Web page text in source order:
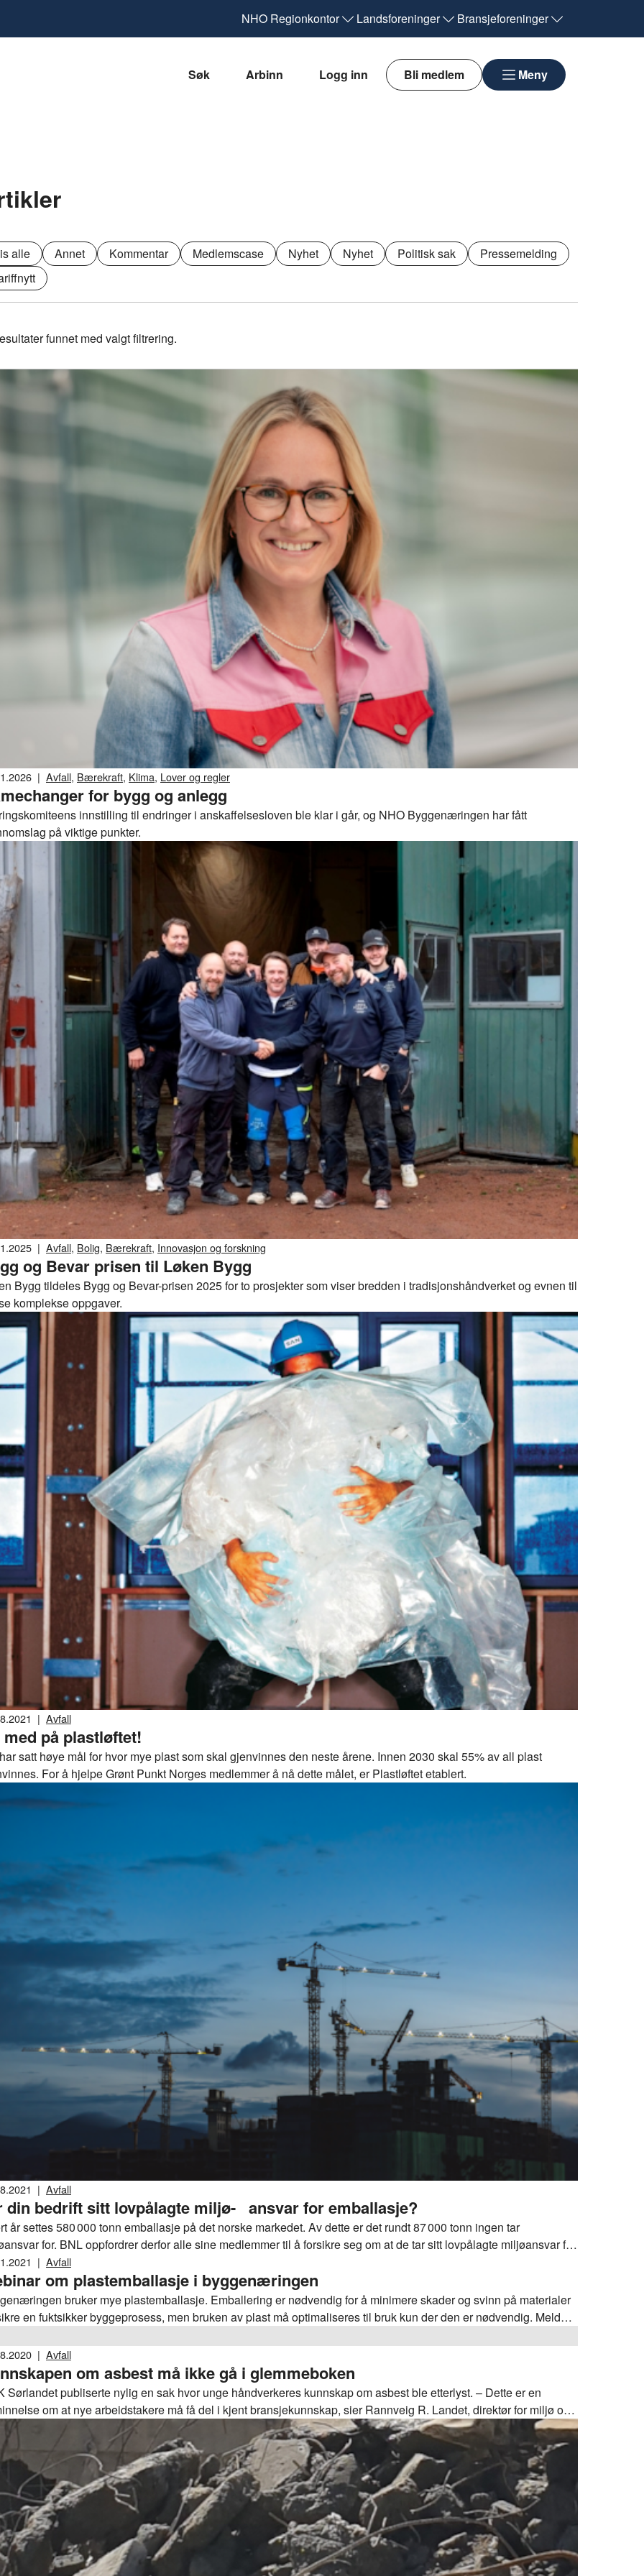
NHO Regionkontor Landsforeninger Bransjeforeninger
Søk Arbinn Logg inn Bli medlem Meny
alle Annet Kommentar Medlemscase Nyhet Nyhet Politisk sak
Pressemelding
funnet med valgt filtrering.
| Avfall, Bærekraft, Klima, Lover og regler
for bygg og anlegg
innstilling til endringer i anskaffelsesloven ble klar i går, og NHO Byggenæringen har fått
på viktige punkter.
| Avfall, Bolig, Bærekraft, Innovasjon og forskning
og Bevar prisen til Løken Bygg
Bygg tildeles Bygg og Bevar-prisen 2025 for to prosjekter som viser bredden i tradisjonshåndverket og evnen til
komplekse oppgaver.
| Avfall
på plastløftet!
satt høye mål for hvor mye plast som skal gjenvinnes den neste årene. Innen 2030 skal 55% av all plast
For å hjelpe Grønt Punkt Norges medlemmer å nå dette målet, er Plastløftet etablert.
| Avfall
din bedrift sitt lovpålagte miljø- ansvar for emballasje?
år settes 580 000 tonn emballasje på det norske markedet. Av dette er det rundt 87 000 tonn ingen tar
for. BNL oppfordrer derfor alle sine medlemmer til å forsikre seg om at de tar sitt lovpålagte miljøansvar for
| Avfall
om plastemballasje i byggenæringen
bruker mye plastemballasje. Emballering er nødvendig for å minimere skader og svinn på materialer
en fuktsikker byggeprosess, men bruken av plast må optimaliseres til bruk kun der den er nødvendig. Meld
| Avfall
om asbest må ikke gå i glemmeboken
Sørlandet publiserte nylig en sak hvor unge håndverkeres kunnskap om asbest ble etterlyst. – Dette er en
om at nye arbeidstakere må få del i kjent bransjekunnskap, sier Rannveig R. Landet, direktør for miljø og
i BNL.